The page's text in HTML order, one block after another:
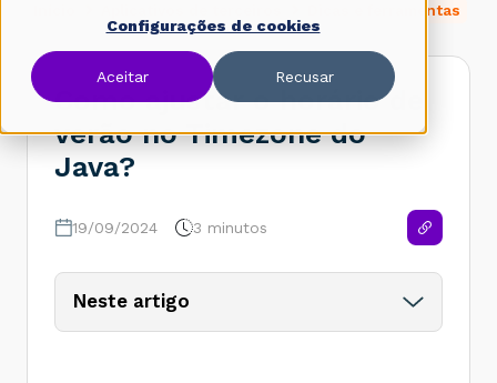
Configurações de cookies
Aceitar Recusar
Dicas e ferramentas
Como ajustar o horário de
verão no Timezone do
Java?
19/09/2024 3 minutos
Neste artigo